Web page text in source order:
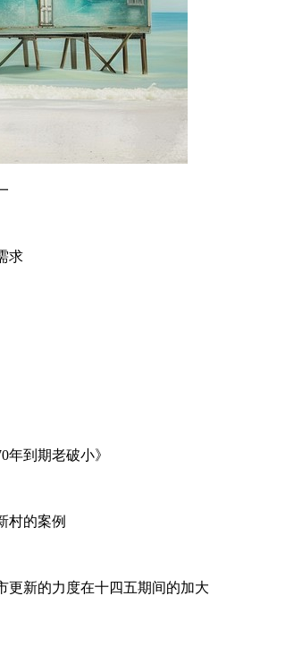
求
到期老破小》
村的案例
更新的力度在十四五期间的加大